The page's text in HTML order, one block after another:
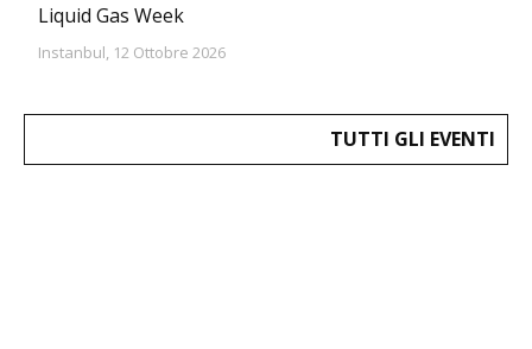
Liquid Gas Week
Instanbul, 12 Ottobre 2026
TUTTI GLI EVENTI